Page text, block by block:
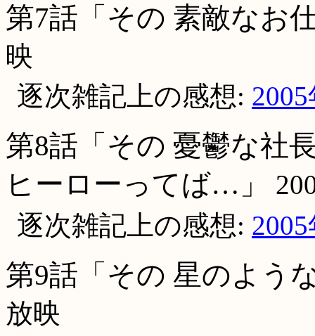
第7話「その 素敵なお
映
逐次雑記上の感想:
第8話「その 憂鬱な社
ヒーローってば…」
逐次雑記上の感想:
第9話「その 星のよう
放映